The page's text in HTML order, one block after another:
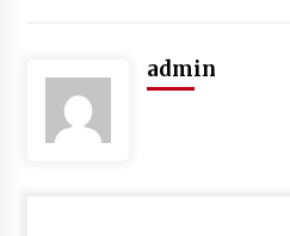
admin